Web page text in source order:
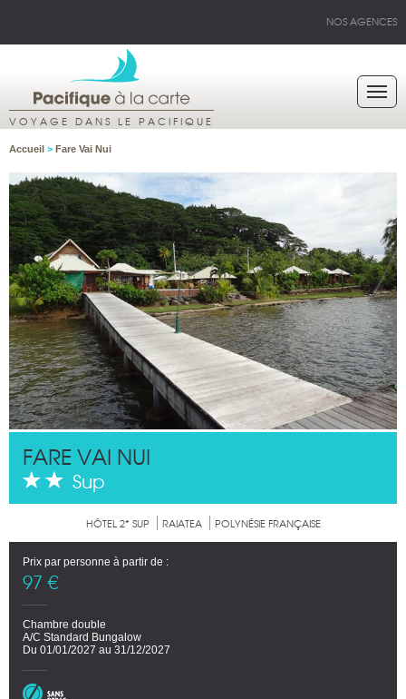
NOS AGENCES
VOYAGE DANS LE PACIFIQUE
Accueil > Fare Vai Nui
FARE VAI NUI
Sup
HÔTEL 2* SUP RAIATEA POLYNÉSIE FRANÇAISE
Prix par personne à partir de :
97 €
Chambre double
A/C Standard Bungalow
Du 01/01/2027 au 31/12/2027